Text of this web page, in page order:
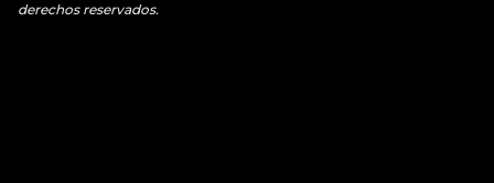
derechos reservados.